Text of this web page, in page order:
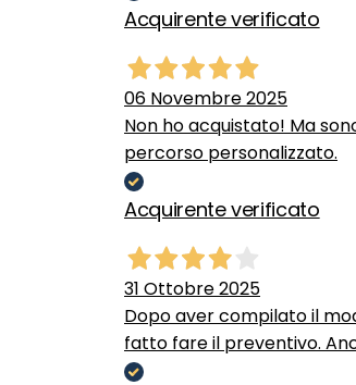
Acquirente verificato
06 Novembre 2025
Non ho acquistato! Ma
percorso personalizzato.
Acquirente verificato
31 Ottobre 2025
Dopo aver compilato il
fatto fare il preventivo.